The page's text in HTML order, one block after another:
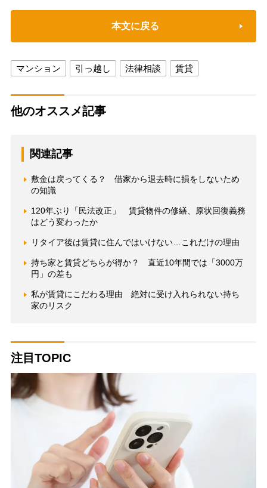
本文に戻る
マンション 引っ越し 法律相談 賃貸
他のオススメ記事
関連記事
敷金は戻ってくる？ 借家から退去時に損をしないため
の知識
120年ぶり「民法改正」 賃貸物件の修繕、原状回復義務
はどう変わったか
リタイア後は賃貸に住んではいけない…これだけの理由
持ち家と賃貸どちらが得か？ 直近10年間では「3000万
円」の差も
私が賃貸にこだわる理由 絶対に受け入れられない持ち
家のリスク
注目TOPIC